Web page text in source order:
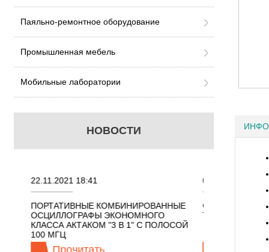
Паяльно-ремонтное оборудование
Промышленная мебель
Мобильные лаборатории
НОВОСТИ
22.11.2021 18:41
ПОРТАТИВНЫЕ КОМБИНИРОВАННЫЕ
ОСЦИЛЛОГРАФЫ ЭКОНОМНОГО
КЛАССА АКТАКОМ "3 В 1" С ПОЛОСОЙ
100 МГЦ
Прочитать
02.08.2021 18:41
ОСЦИЛЛОГРАФЫ